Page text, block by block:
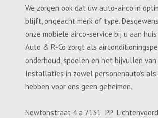
We zorgen ook dat uw auto-airco in
blijft, ongeacht merk of type.
onze mobiele airco-service bij u aan
Auto & R-Co zorgt als
onderhoud, spoelen en het bijvullen
Installaties in zowel personenauto’s
hebben voor ons geen geheimen.
Newtonstraat 4 a 7131 PP